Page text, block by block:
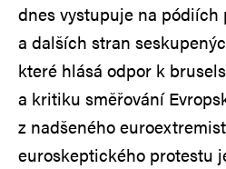
dnes vystupuje na pódiích
a dalších stran
které hlásá odpor k
a kritiku směřování
z nadšeného
euroskeptického protestu